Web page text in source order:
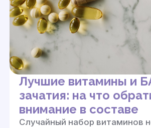
Лучшие витамины и
зачатия: на что
внимание в составе
Cлучайный набор витаминов